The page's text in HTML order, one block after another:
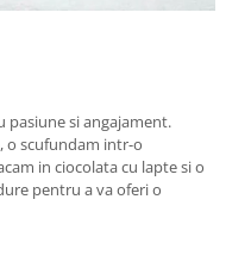
pasiune si angajament.
o scufundam intr-o
in ciocolata cu lapte si o
pentru a va oferi o